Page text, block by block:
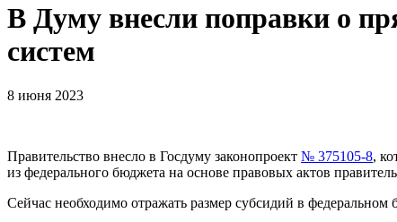
В Думу внесли поправки о
систем
8 июня 2023
Правительство внесло в Госдуму законопроект № 375105-8,
из федерального бюджета на основе правовых актов
Сейчас необходимо отражать размер субсидий в